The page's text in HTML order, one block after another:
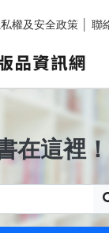
權及安全政策 聯
在這裡！